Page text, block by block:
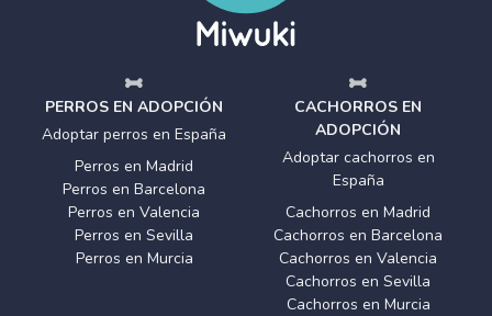
PERROS EN ADOPCIÓN
Adoptar perros en España
Perros en Madrid
Perros en Barcelona
Perros en Valencia
Perros en Sevilla
Perros en Murcia
CACHORROS EN
ADOPCIÓN
Adoptar cachorros en
España
Cachorros en Madrid
Cachorros en Barcelona
Cachorros en Valencia
Cachorros en Sevilla
Cachorros en Murcia